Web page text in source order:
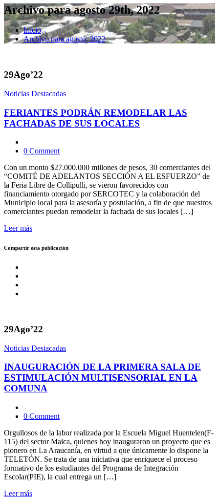
Archivo para agosto 29th, 2022
Inicio
Archivo para agosto, 2022
29Ago’22
Noticias Destacadas
FERIANTES PODRÁN REMODELAR LAS
FACHADAS DE SUS LOCALES
0 Comment
Con un monto $27.000.000 millones de pesos, 30 comerciantes del
“COMITÉ DE ADELANTOS SECCIÓN A EL ESFUERZO” de
la Feria Libre de Collipulli, se vieron favorecidos con
financiamiento otorgado por SERCOTEC y la colaboración del
Municipio local para la asesoría y postulación, a fin de que nuestros
comerciantes puedan remodelar la fachada de sus locales […]
Leer más
Compartir esta publicación
29Ago’22
Noticias Destacadas
INAUGURACIÓN DE LA PRIMERA SALA DE
ESTIMULACIÓN MULTISENSORIAL EN LA
COMUNA
0 Comment
Orgullosos de la labor realizada por la Escuela Miguel Huentelen(F-
115) del sector Maica, quienes hoy inauguraron un proyecto que es
pionero en La Araucanía, en virtud a que únicamente lo dispone la
TELETÓN. Se trata de una iniciativa que enriquece el proceso
formativo de los estudiantes del Programa de Integración
Escolar(PIE), la cual entrega un […]
Leer más